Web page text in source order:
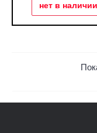
нет в наличии